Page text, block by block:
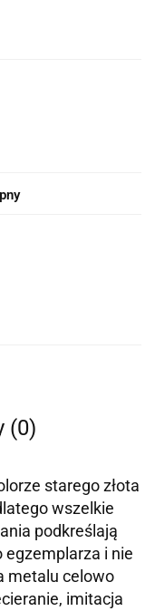
(0)
starego złota
wszelkie
podkreślają
i nie
metalu celowo
imitacja